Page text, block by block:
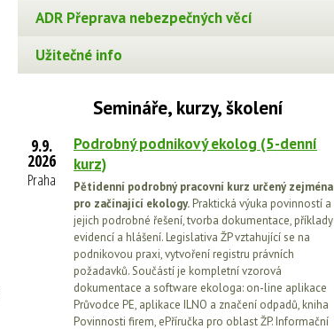
ADR Přeprava nebezpečných věcí
Užitečné info
Semináře, kurzy, školení
9.9.
2026
Praha
Podrobný podnikový ekolog (5-denní
kurz)
Pětidenní podrobný pracovní kurz určený zejména
pro začínající ekology. Praktická výuka povinností a
jejich podrobné řešení, tvorba dokumentace, příklady
evidencí a hlášení. Legislativa ŽP vztahující se na
podnikovou praxi, vytvoření registru právních
požadavků. Součástí je kompletní vzorová
dokumentace a software ekologa: on-line aplikace
Průvodce PE, aplikace ILNO a značení odpadů, kniha
Povinnosti firem, ePříručka pro oblast ŽP. Informační